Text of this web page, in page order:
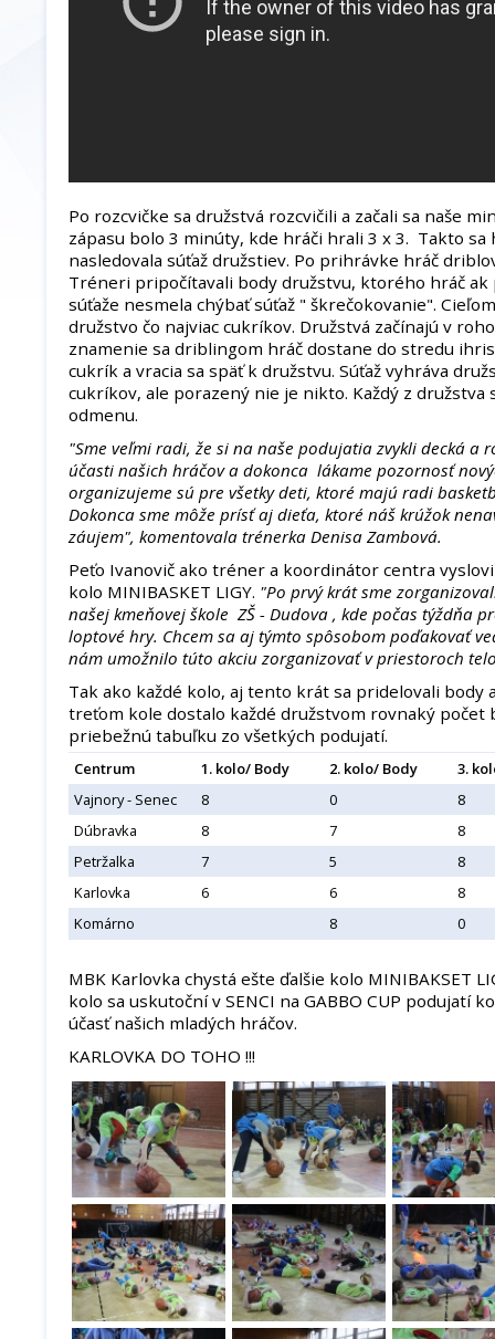
Po rozcvičke sa družstvá rozcvičili a začali sa naše
zápasu bolo 3 minúty, kde hráči hrali 3 x 3. Takto
nasledovala súťaž družstiev. Po prihrávke hráč
Tréneri pripočítavali body družstvu, ktorého hráč ak
súťaže nesmela chýbať súťaž " škrečokovanie".
družstvo čo najviac cukríkov. Družstvá začínajú v
znamenie sa driblingom hráč dostane do stredu
cukrík a vracia sa späť k družstvu. Súťaž vyhráva
cukríkov, ale porazený nie je nikto. Každý z
odmenu.
"Sme veľmi radi, že si na naše podujatia zvykli decká a
účasti našich hráčov a dokonca lákame pozornosť
organizujeme sú pre všetky deti, ktoré majú radi
Dokonca sme môže prísť aj dieťa, ktoré náš krúžok
záujem", komentovala trénerka Denisa Zambová.
Peťo Ivanovič ako tréner a koordinátor centra
kolo MINIBASKET LIGY. "Po prvý krát sme
našej kmeňovej škole ZŠ - Dudova , kde počas týždňa
loptové hry. Chcem sa aj týmto spôsobom poďakovať
nám umožnilo túto akciu zorganizovať v priestoroch
Tak ako každé kolo, aj tento krát sa pridelovali body
treťom kole dostalo každé družstvom rovnaký počet
priebežnú tabuľku zo všetkých podujatí.
Centrum 1. kolo/ Body 2. kolo/ Body
3.
Vajnory - Senec
8 0
8
Dúbravka
8 7
8
Petržalka
7 5
8
Karlovka
6 6
8
Komárno
8 0
MBK Karlovka chystá ešte ďalšie kolo MINIBAKSET
kolo sa uskutoční v SENCI na GABBO CUP podujatí
účasť našich mladých hráčov.
KARLOVKA DO TOHO !!!